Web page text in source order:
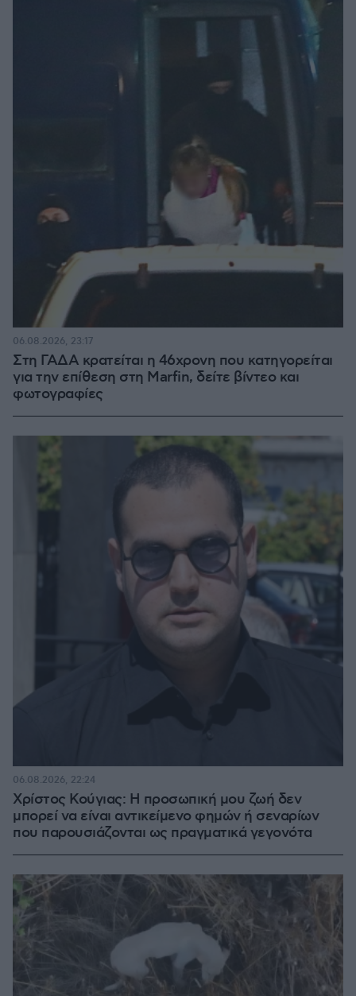
Στη ΓΑΔΑ κρατείται η 46χρονη που κατηγορείται
για την επίθεση στη Marfin, δείτε βίντεο και
φωτογραφίες
06.08.2026, 23:17
Χρίστος Κούγιας: Η προσωπική μου ζωή δεν
μπορεί να είναι αντικείμενο φημών ή σεναρίων
που παρουσιάζονται ως πραγματικά γεγονότα
06.08.2026, 22:24